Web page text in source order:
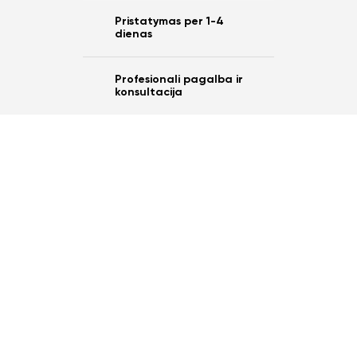
Pristatymas per 1-4
dienas
Profesionali pagalba ir
konsultacija